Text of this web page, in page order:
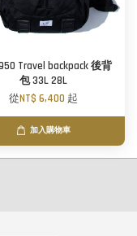
Travel backpack 後背
包 33L 28L
從NT$ 6,400 起
加入購物車